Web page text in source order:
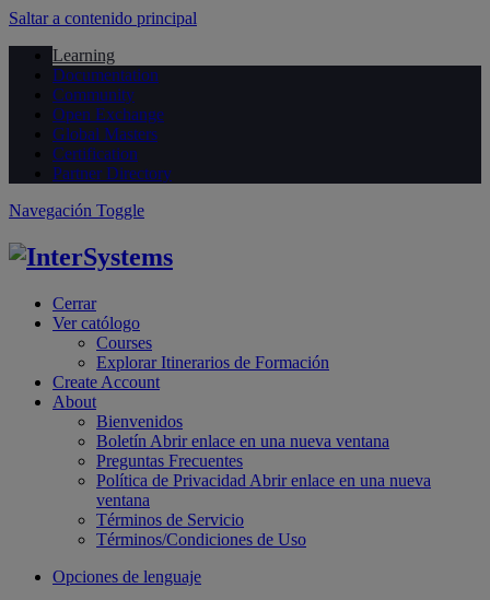
Saltar a contenido principal
Learning
Documentation
Community
Open Exchange
Global Masters
Certification
Partner Directory
Navegación Toggle
Cerrar
Ver católogo
Courses
Explorar Itinerarios de Formación
Create Account
About
Bienvenidos
Boletín Abrir enlace en una nueva ventana
Preguntas Frecuentes
Política de Privacidad Abrir enlace en una nueva
ventana
Términos de Servicio
Términos/Condiciones de Uso
Opciones de lenguaje